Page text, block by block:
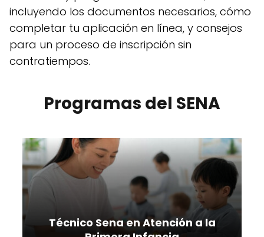
incluyendo los documentos necesarios, cómo
completar tu aplicación en línea, y consejos
para un proceso de inscripción sin
contratiempos.
Programas del SENA
Técnico Sena en Atención a la